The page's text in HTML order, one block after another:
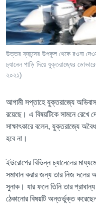
Learning English
FOLLOW US
উত্তর ফ্রান্সের উপকূল থেকে রওনা
চ্যানেল পাড়ি দিয়ে যুক্তরাজ্যের
২০২১)
আগামী সপ্তাহে যুক্তরাজ্যে
রয়েছে। এ বিষয়টিকে সামনে রেখে
সাক্ষাৎকারে বলেন, যুক্তরাজ্যে
হবে না।
ইউরোপের বিভিন্ন চ্যানেলের
সমাধান করার জন্য তার নিজ দলের
সুনাক। যার ফলে তিনি তার
ঠেকানোর বিষয়টি অন্তর্ভুক্ত